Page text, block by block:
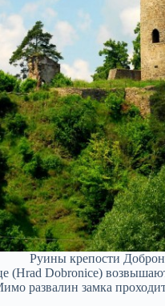
Руины крепости
(Hrad Dobronice)
развалин замка